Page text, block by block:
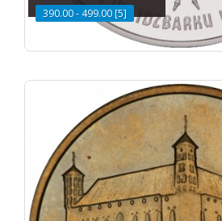
390.00 - 499.00 [5]